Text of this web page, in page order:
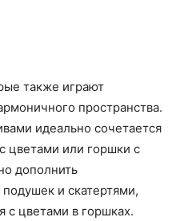
также играют
пространства.
идеально сочетается
цветами или горшки с
дополнить
и скатертями,
с цветами в горшках.